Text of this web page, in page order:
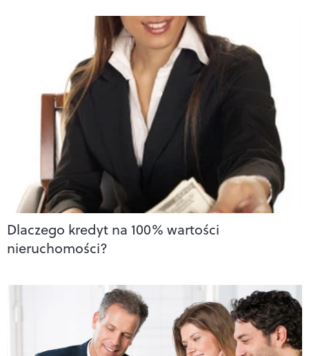
Dlaczego kredyt na 100% wartości
nieruchomości?